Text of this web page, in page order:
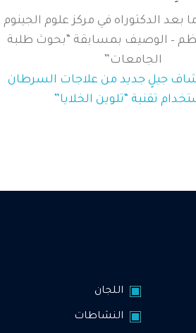
بعد الدكتوراه في مركز علوم الجينوم
– الوصيف بمسابقة “بحوث طلبة
الجامعات”
جيلٍ جديد من علاجات السرطان
تقنية “تلوين الخلايا”
اللجان
النشاطات